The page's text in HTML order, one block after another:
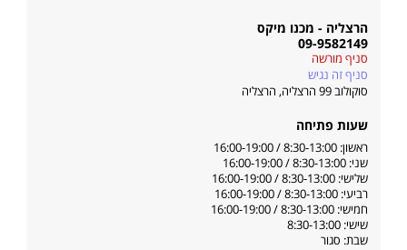
הרצליה - מכנו מיקס
09-9582149
סניף מורשה
סניף זה נגיש
סוקולוב 99 הרצליה
, הרצליה
שעות פתיחה
ראשון: 8:30-13:00 / 16:00-19:00
שני: 8:30-13:00 / 16:00-19:00
שלישי: 8:30-13:00 / 16:00-19:00
רביעי: 8:30-13:00 / 16:00-19:00
חמישי: 8:30-13:00 / 16:00-19:00
שישי: 8:30-13:00
שבת: סגור